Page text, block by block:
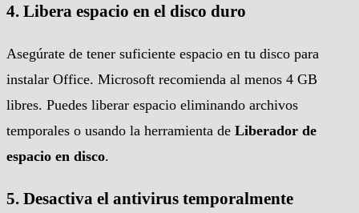
4. Libera espacio en el disco duro
Asegúrate de tener suficiente espacio en tu disco para
instalar Office. Microsoft recomienda al menos 4 GB
libres. Puedes liberar espacio eliminando archivos
temporales o usando la herramienta de Liberador de
espacio en disco.
5. Desactiva el antivirus temporalmente